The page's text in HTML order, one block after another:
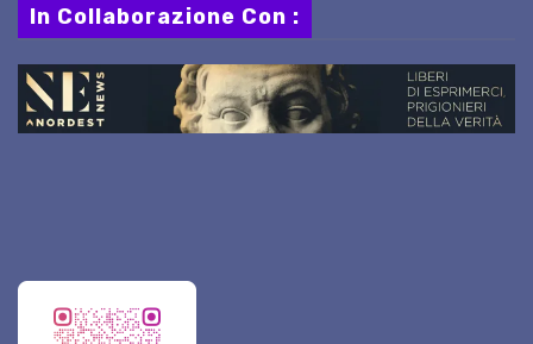
In Collaborazione Con :